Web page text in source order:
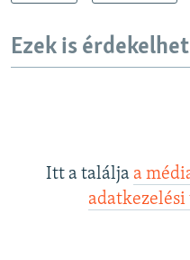
Ezek is
Itt a találja a